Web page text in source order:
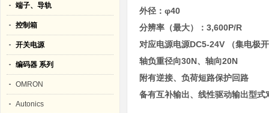
端子、导轨
控制箱
开关电源
编码器 系列
OMRON
Autonics
外径：φ40
分辨率（最大）：3,600P/R
对应电源电源DC5-24V （集电极
轴负重径向30N、轴向20N
附有逆接、负荷短路保护回路
备有互补输出、线性驱动输出型式